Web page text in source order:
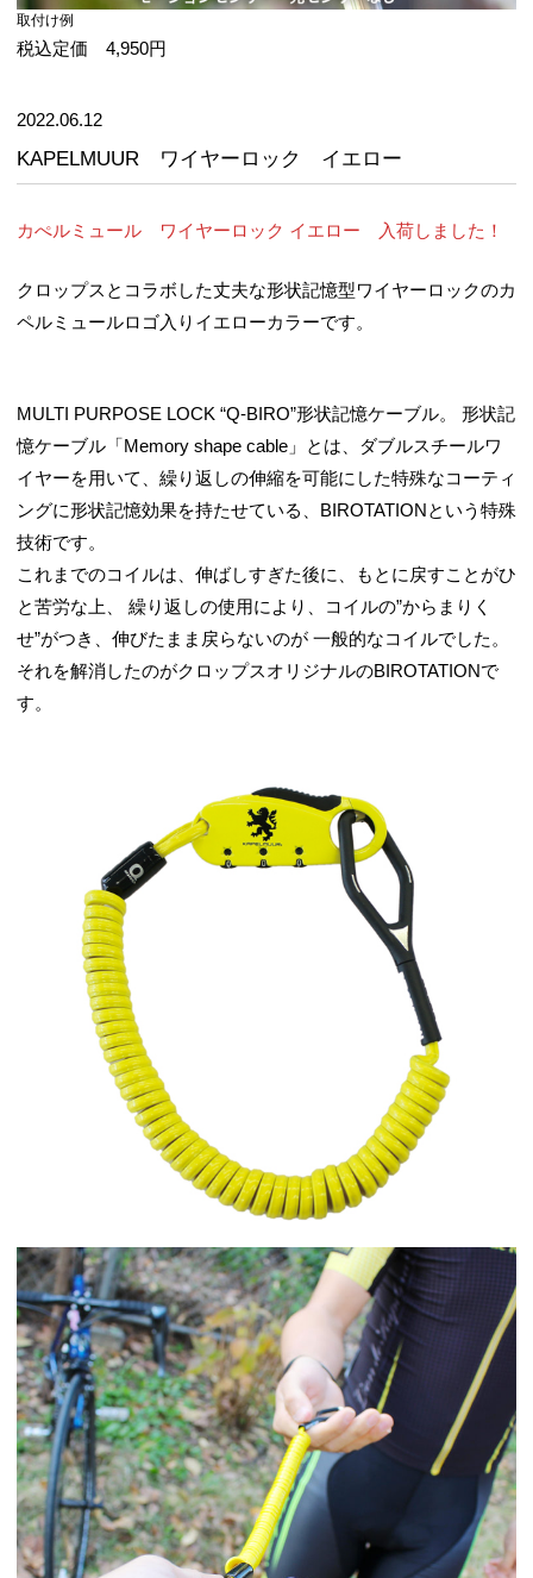
取付け例
税込定価 4,950円
2022.06.12
KAPELMUUR ワイヤーロック イエロー
カぺルミュール ワイヤーロック イエロー 入荷しました！
クロップスとコラボした丈夫な形状記憶型ワイヤーロックのカ
ペルミュールロゴ入りイエローカラーです。
MULTI PURPOSE LOCK “Q-BIRO”形状記憶ケーブル。 形状記
憶ケーブル「Memory shape cable」とは、ダブルスチールワ
イヤーを用いて、繰り返しの伸縮を可能にした特殊なコーティ
ングに形状記憶効果を持たせている、BIROTATIONという特殊
技術です。
これまでのコイルは、伸ばしすぎた後に、もとに戻すことがひ
と苦労な上、 繰り返しの使用により、コイルの”からまりく
せ”がつき、伸びたまま戻らないのが 一般的なコイルでした。
それを解消したのがクロップスオリジナルのBIROTATIONで
す。